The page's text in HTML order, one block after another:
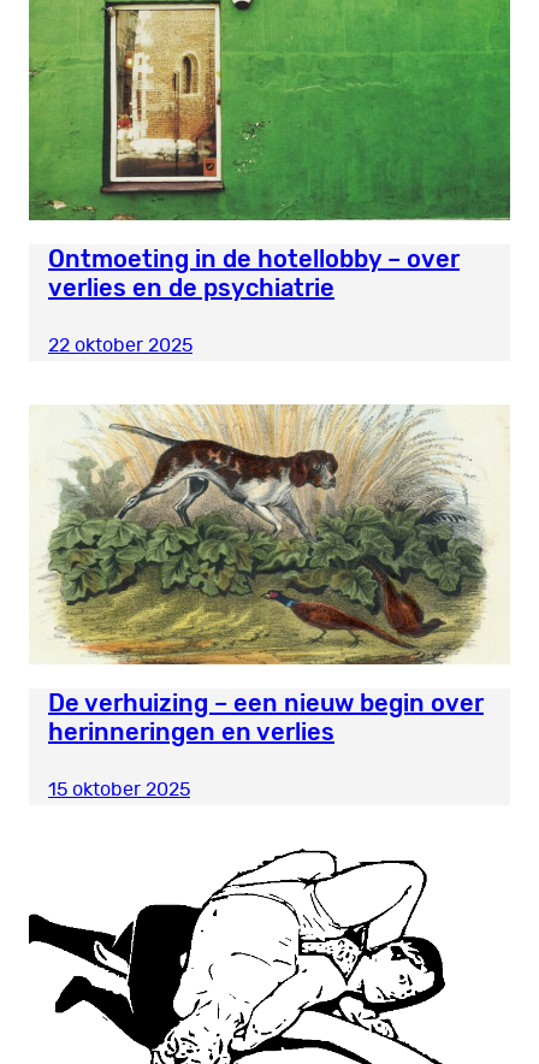
Ontmoeting in de hotellobby – over
verlies en de psychiatrie
22 oktober 2025
De verhuizing – een nieuw begin over
herinneringen en verlies
15 oktober 2025